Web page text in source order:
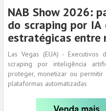
NAB Show 2026:
do scraping por IA
estratégicas entre
Las Vegas (EUA) -
scraping por inteligência
proteger, monetizar ou
plataformas automatizadas